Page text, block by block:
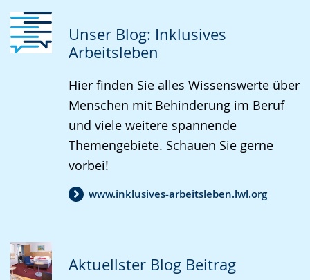
wechseln.
Deutscher
Gebärdensprache
wird
Unser Blog: Inklusives
Arbeitsleben
Hier finden Sie alles Wissenswerte über
Menschen mit Behinderung im Beruf
und viele weitere spannende
Themengebiete. Schauen Sie gerne
vorbei!
www.inklusives-arbeitsleben.lwl.org
Aktuellster Blog Beitrag